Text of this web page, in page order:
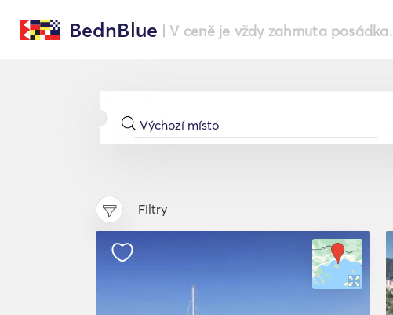
BednBlue | V ceně je vždy zahrnuta posádka.
Filtry